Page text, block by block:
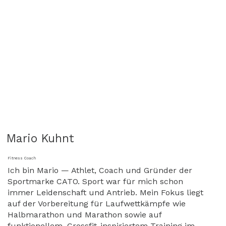
Mario Kuhnt
Fitness Coach
Ich bin Mario — Athlet, Coach und Gründer der
Sportmarke CATO. Sport war für mich schon
immer Leidenschaft und Antrieb. Mein Fokus liegt
auf der Vorbereitung für Laufwettkämpfe wie
Halbmarathon und Marathon sowie auf